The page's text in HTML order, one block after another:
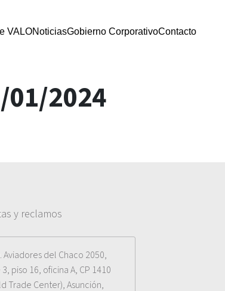
VALONoticiasGobierno CorporativoContacto
2024
y reclamos
Aviadores del Chaco 2050,
piso 16, oficina A, CP 1410
Trade Center), Asunción,